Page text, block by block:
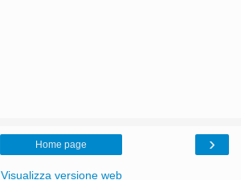
›
Home page
Visualizza versione web